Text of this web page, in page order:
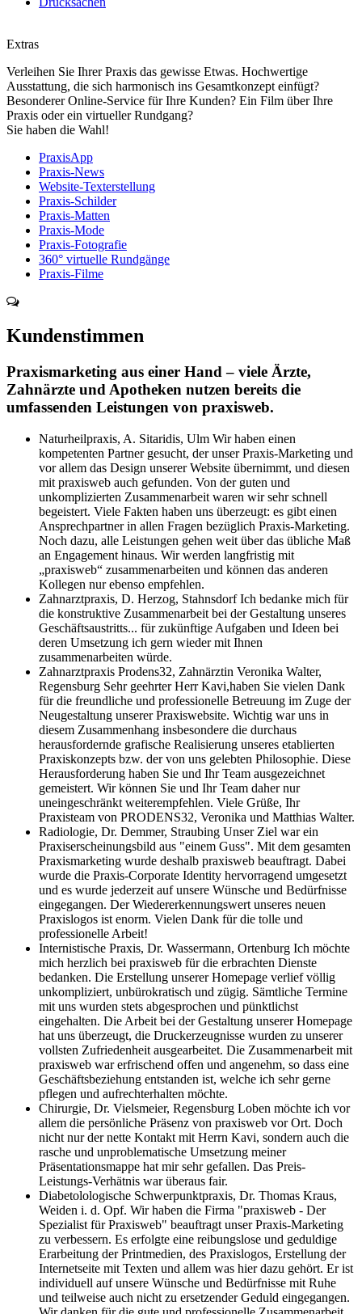
Extras
Verleihen Sie Ihrer Praxis das gewisse Etwas. Hochwertige
Ausstattung, die sich harmonisch ins Gesamtkonzept einfügt?
Besonderer Online-Service für Ihre Kunden? Ein Film über Ihre
Praxis oder ein virtueller Rundgang?
Sie haben die Wahl!
PraxisApp
Praxis-News
Website-Texterstellung
Praxis-Schilder
Praxis-Matten
Praxis-Mode
Praxis-Fotografie
360° virtuelle Rundgänge
Praxis-Filme
Kundenstimmen
Praxismarketing aus einer Hand – viele Ärzte,
Zahnärzte und Apotheken nutzen bereits die
umfassenden Leistungen von praxisweb.
Naturheilpraxis, A. Sitaridis, Ulm Wir haben einen
kompetenten Partner gesucht, der unser Praxis-Marketing und
vor allem das Design unserer Website übernimmt, und diesen
mit praxisweb auch gefunden. Von der guten und
unkomplizierten Zusammenarbeit waren wir sehr schnell
begeistert. Viele Fakten haben uns überzeugt: es gibt einen
Ansprechpartner in allen Fragen bezüglich Praxis-Marketing.
Noch dazu, alle Leistungen gehen weit über das übliche Maß
an Engagement hinaus. Wir werden langfristig mit
„praxisweb“ zusammenarbeiten und können das anderen
Kollegen nur ebenso empfehlen.
Zahnarztpraxis, D. Herzog, StahnsdorfIch bedanke mich für
die konstruktive Zusammenarbeit bei der Gestaltung unseres
Geschäftsaustritts... für zukünftige Aufgaben und Ideen bei
deren Umsetzung ich gern wieder mit Ihnen
zusammenarbeiten würde.
Zahnarztpraxis Prodens32, Zahnärztin Veronika Walter,
Regensburg Sehr geehrter Herr Kavi,haben Sie vielen Dank
für die freundliche und professionelle Betreuung im Zuge der
Neugestaltung unserer Praxiswebsite. Wichtig war uns in
diesem Zusammenhang insbesondere die durchaus
herausfordernde grafische Realisierung unseres etablierten
Praxiskonzepts bzw. der von uns gelebten Philosophie. Diese
Herausforderung haben Sie und Ihr Team ausgezeichnet
gemeistert. Wir können Sie und Ihr Team daher nur
uneingeschränkt weiterempfehlen. Viele Grüße, Ihr
Praxisteam von PRODENS32, Veronika und Matthias Walter.
Radiologie, Dr. Demmer, Straubing Unser Ziel war ein
Praxiserscheinungsbild aus "einem Guss". Mit dem gesamten
Praxismarketing wurde deshalb praxisweb beauftragt. Dabei
wurde die Praxis-Corporate Identity hervorragend umgesetzt
und es wurde jederzeit auf unsere Wünsche und Bedürfnisse
eingegangen. Der Wiedererkennungswert unseres neuen
Praxislogos ist enorm. Vielen Dank für die tolle und
professionelle Arbeit!
Internistische Praxis, Dr. Wassermann, Ortenburg Ich möchte
mich herzlich bei praxisweb für die erbrachten Dienste
bedanken. Die Erstellung unserer Homepage verlief völlig
unkompliziert, unbürokratisch und zügig. Sämtliche Termine
mit uns wurden stets abgesprochen und pünktlichst
eingehalten. Die Arbeit bei der Gestaltung unserer Homepage
hat uns überzeugt, die Druckerzeugnisse wurden zu unserer
vollsten Zufriedenheit ausgearbeitet. Die Zusammenarbeit mit
praxisweb war erfrischend offen und angenehm, so dass eine
Geschäftsbeziehung entstanden ist, welche ich sehr gerne
pflegen und aufrechterhalten möchte.
Chirurgie, Dr. Vielsmeier, Regensburg Loben möchte ich vor
allem die persönliche Präsenz von praxisweb vor Ort. Doch
nicht nur der nette Kontakt mit Herrn Kavi, sondern auch die
rasche und unproblematische Umsetzung meiner
Präsentationsmappe hat mir sehr gefallen. Das Preis-
Leistungs-Verhätnis war überaus fair.
Diabetolologische Schwerpunktpraxis, Dr. Thomas Kraus,
Weiden i. d. Opf. Wir haben die Firma "praxisweb - Der
Spezialist für Praxisweb" beauftragt unser Praxis-Marketing
zu verbessern. Es erfolgte eine reibungslose und geduldige
Erarbeitung der Printmedien, des Praxislogos, Erstellung der
Internetseite mit Texten und allem was hier dazu gehört. Er ist
individuell auf unsere Wünsche und Bedürfnisse mit Ruhe
und teilweise auch nicht zu ersetzender Geduld eingegangen.